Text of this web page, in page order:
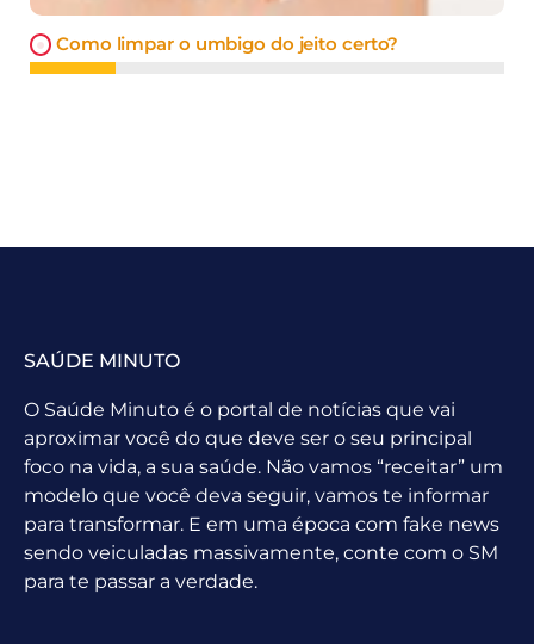
Como limpar o umbigo do jeito certo?
SAÚDE MINUTO
O Saúde Minuto é o portal de notícias que vai
aproximar você do que deve ser o seu principal
foco na vida, a sua saúde. Não vamos “receitar” um
modelo que você deva seguir, vamos te informar
para transformar. E em uma época com fake news
sendo veiculadas massivamente, conte com o SM
para te passar a verdade.